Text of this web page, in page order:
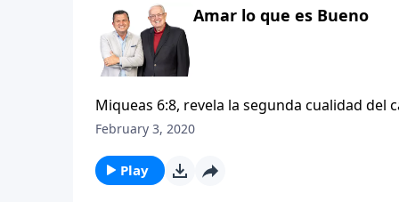
Amar lo que es Bueno
Miqueas 6:8, revela la segunda cualidad del
cualidad que generalmente se expresa en
embargo, tal parece que todo lo que nos
ejemplos bíblicos sobre estos actos
February 3, 2020
Play